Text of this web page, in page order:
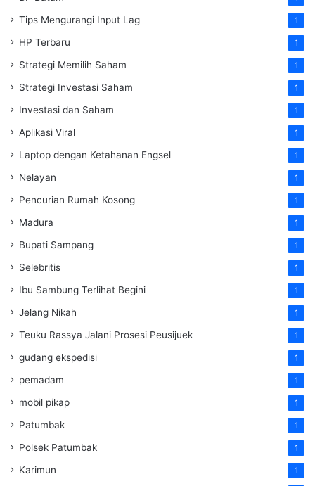
Tips Mengurangi Input Lag 1
HP Terbaru 1
Strategi Memilih Saham 1
Strategi Investasi Saham 1
Investasi dan Saham 1
Aplikasi Viral 1
Laptop dengan Ketahanan Engsel 1
Nelayan 1
Pencurian Rumah Kosong 1
Madura 1
Bupati Sampang 1
Selebritis 1
Ibu Sambung Terlihat Begini 1
Jelang Nikah 1
Teuku Rassya Jalani Prosesi Peusijuek 1
gudang ekspedisi 1
pemadam 1
mobil pikap 1
Patumbak 1
Polsek Patumbak 1
Karimun 1